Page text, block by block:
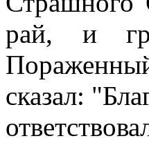
рай, и
сказал: